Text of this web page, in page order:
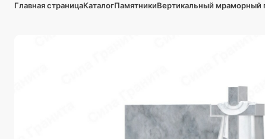
Главная страницаКаталогПамятникиВертикальный